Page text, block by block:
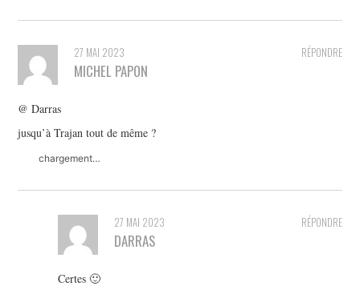
RÉPONDRE
27 MAI 2023
MICHEL PAPON
@ Darras
jusqu’à Trajan tout de même ?
chargement…
RÉPONDRE
27 MAI 2023
DARRAS
Certes 🙂